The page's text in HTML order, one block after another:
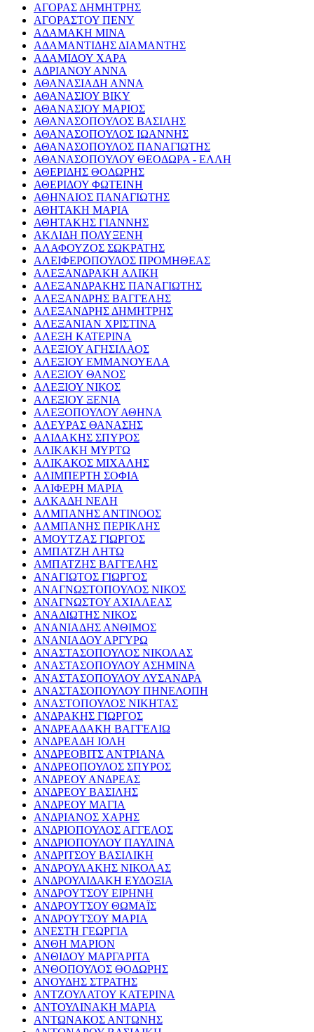
ΑΓΟΡΑΣ ΔΗΜΗΤΡΗΣ
ΑΓΟΡΑΣΤΟΥ ΠΕΝΥ
ΑΔΑΜΑΚΗ ΜΙΝΑ
ΑΔΑΜΑΝΤΙΔΗΣ ΔΙΑΜΑΝΤΗΣ
ΑΔΑΜΙΔΟΥ ΧΑΡΑ
ΑΔΡΙΑΝΟΥ ΑΝΝΑ
ΑΘΑΝΑΣΙΑΔΗ ΑΝΝΑ
ΑΘΑΝΑΣΙΟΥ ΒΙΚΥ
ΑΘΑΝΑΣΙΟΥ ΜΑΡΙΟΣ
ΑΘΑΝΑΣΟΠΟΥΛΟΣ ΒΑΣΙΛΗΣ
ΑΘΑΝΑΣΟΠΟΥΛΟΣ ΙΩΑΝΝΗΣ
ΑΘΑΝΑΣΟΠΟΥΛΟΣ ΠΑΝΑΓΙΩΤΗΣ
ΑΘΑΝΑΣΟΠΟΥΛΟΥ ΘΕΟΔΩΡΑ - ΕΛΛΗ
ΑΘΕΡΙΔΗΣ ΘΟΔΩΡΗΣ
ΑΘΕΡΙΔΟΥ ΦΩΤΕΙΝΗ
ΑΘΗΝΑΙΟΣ ΠΑΝΑΓΙΩΤΗΣ
ΑΘΗΤΑΚΗ ΜΑΡΙΑ
ΑΘΗΤΑΚΗΣ ΓΙΑΝΝΗΣ
ΑΚΛΙΔΗ ΠΟΛΥΞΕΝΗ
ΑΛΑΦΟΥΖΟΣ ΣΩΚΡΑΤΗΣ
ΑΛΕΙΦΕΡΟΠΟΥΛΟΣ ΠΡΟΜΗΘΕΑΣ
ΑΛΕΞΑΝΔΡΑΚΗ ΑΛΙΚΗ
ΑΛΕΞΑΝΔΡΑΚΗΣ ΠΑΝΑΓΙΩΤΗΣ
ΑΛΕΞΑΝΔΡΗΣ ΒΑΓΓΕΛΗΣ
ΑΛΕΞΑΝΔΡΗΣ ΔΗΜΗΤΡΗΣ
ΑΛΕΞΑΝΙΑΝ ΧΡΙΣΤΙΝΑ
ΑΛΕΞΗ ΚΑΤΕΡΙΝΑ
ΑΛΕΞΙΟΥ ΑΓΗΣΙΛΑΟΣ
ΑΛΕΞΙΟΥ ΕΜΜΑΝΟΥΕΛΑ
ΑΛΕΞΙΟΥ ΘΑΝΟΣ
ΑΛΕΞΙΟΥ ΝΙΚΟΣ
ΑΛΕΞΙΟΥ ΞΕΝΙΑ
ΑΛΕΞΟΠΟΥΛΟΥ ΑΘΗΝΑ
ΑΛΕΥΡΑΣ ΘΑΝΑΣΗΣ
ΑΛΙΔΑΚΗΣ ΣΠΥΡΟΣ
ΑΛΙΚΑΚΗ ΜΥΡΤΩ
ΑΛΙΚΑΚΟΣ ΜΙΧΑΛΗΣ
ΑΛΙΜΠΕΡΤΗ ΣΟΦΙΑ
ΑΛΙΦΕΡΗ ΜΑΡΙΑ
ΑΛΚΑΔΗ ΝΕΛΗ
ΑΛΜΠΑΝΗΣ ΑΝΤΙΝΟΟΣ
ΑΛΜΠΑΝΗΣ ΠΕΡΙΚΛΗΣ
ΑΜΟΥΤΖΑΣ ΓΙΩΡΓΟΣ
ΑΜΠΑΤΖΗ ΛΗΤΩ
ΑΜΠΑΤΖΗΣ ΒΑΓΓΕΛΗΣ
ΑΝΑΓΙΩΤΟΣ ΓΙΩΡΓΟΣ
ΑΝΑΓΝΩΣΤΟΠΟΥΛΟΣ ΝΙΚΟΣ
ΑΝΑΓΝΩΣΤΟΥ ΑΧΙΛΛΕΑΣ
ΑΝΑΔΙΩΤΗΣ ΝΙΚΟΣ
ΑΝΑΝΙΑΔΗΣ ΑΝΘΙΜΟΣ
ΑΝΑΝΙΑΔΟΥ ΑΡΓΥΡΩ
ΑΝΑΣΤΑΣΟΠΟΥΛΟΣ ΝΙΚΟΛΑΣ
ΑΝΑΣΤΑΣΟΠΟΥΛΟΥ ΑΣΗΜΙΝΑ
ΑΝΑΣΤΑΣΟΠΟΥΛΟΥ ΛΥΣΑΝΔΡΑ
ΑΝΑΣΤΑΣΟΠΟΥΛΟΥ ΠΗΝΕΛΟΠΗ
ΑΝΑΣΤΟΠΟΥΛΟΣ ΝΙΚΗΤΑΣ
ΑΝΔΡΑΚΗΣ ΓΙΩΡΓΟΣ
ΑΝΔΡΕΑΔΑΚΗ ΒΑΓΓΕΛΙΩ
ΑΝΔΡΕΑΔΗ ΙΟΛΗ
ΑΝΔΡΕΟΒΙΤΣ ΑΝΤΡΙΑΝΑ
ΑΝΔΡΕΟΠΟΥΛΟΣ ΣΠΥΡΟΣ
ΑΝΔΡΕΟΥ ΑΝΔΡΕΑΣ
ΑΝΔΡΕΟΥ ΒΑΣΙΛΗΣ
ΑΝΔΡΕΟΥ ΜΑΓΙΑ
ΑΝΔΡΙΑΝΟΣ ΧΑΡΗΣ
ΑΝΔΡΙΟΠΟΥΛΟΣ ΑΓΓΕΛΟΣ
ΑΝΔΡΙΟΠΟΥΛΟΥ ΠΑΥΛΙΝΑ
ΑΝΔΡΙΤΣΟΥ ΒΑΣΙΛΙΚΗ
ΑΝΔΡΟΥΛΑΚΗΣ ΝΙΚΟΛΑΣ
ΑΝΔΡΟΥΛΙΔΑΚΗ ΕΥΔΟΞΙΑ
ΑΝΔΡΟΥΤΣΟΥ ΕΙΡΗΝΗ
ΑΝΔΡΟΥΤΣΟΥ ΘΩΜΑΪΣ
ΑΝΔΡΟΥΤΣΟΥ ΜΑΡΙΑ
ΑΝΕΣΤΗ ΓΕΩΡΓΙΑ
ΑΝΘΗ ΜΑΡΙΟΝ
ΑΝΘΙΔΟΥ ΜΑΡΓΑΡΙΤΑ
ΑΝΘΟΠΟΥΛΟΣ ΘΟΔΩΡΗΣ
ΑΝΟΥΔΗΣ ΣΤΡΑΤΗΣ
ΑΝΤΖΟΥΛΑΤΟΥ ΚΑΤΕΡΙΝΑ
ΑΝΤΟΥΛΙΝΑΚΗ ΜΑΡΙΑ
ΑΝΤΩΝΑΚΟΣ ΑΝΤΩΝΗΣ